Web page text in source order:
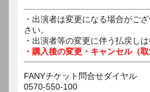
・出演者は変更になる場合がご
さい。
・出演者等の変更に伴う払戻しは
・購入後の変更・キャンセル（
FANYチケット問合せダイヤル
0570-550-100